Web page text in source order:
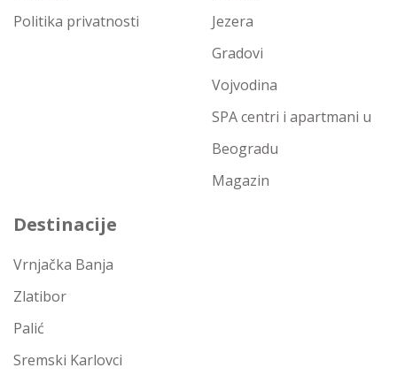
Politika privatnosti
Jezera
Gradovi
Vojvodina
SPA centri i apartmani u
Beogradu
Magazin
Destinacije
Vrnjačka Banja
Zlatibor
Palić
Sremski Karlovci